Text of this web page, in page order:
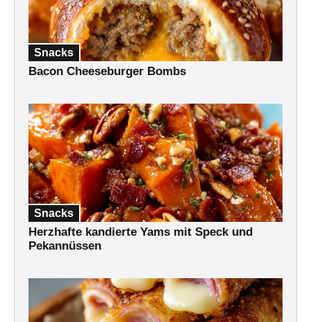
Snacks
Bacon Cheeseburger Bombs
Snacks
Herzhafte kandierte Yams mit Speck und
Pekannüssen